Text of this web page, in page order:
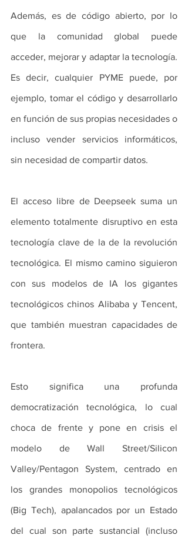
Además, es de código abierto, por lo
que la comunidad global puede
acceder, mejorar y adaptar la tecnología.
Es decir, cualquier PYME puede, por
ejemplo, tomar el código y desarrollarlo
en función de sus propias necesidades o
incluso vender servicios informáticos,
sin necesidad de compartir datos.
El acceso libre de Deepseek suma un
elemento totalmente disruptivo en esta
tecnología clave de la de la revolución
tecnológica. El mismo camino siguieron
con sus modelos de IA los gigantes
tecnológicos chinos Alibaba y Tencent,
que también muestran capacidades de
frontera.
Esto significa una profunda
democratización tecnológica, lo cual
choca de frente y pone en crisis el
modelo de Wall Street/Silicon
Valley/Pentagon System, centrado en
los grandes monopolios tecnológicos
(Big Tech), apalancados por un Estado
del cual son parte sustancial (incluso